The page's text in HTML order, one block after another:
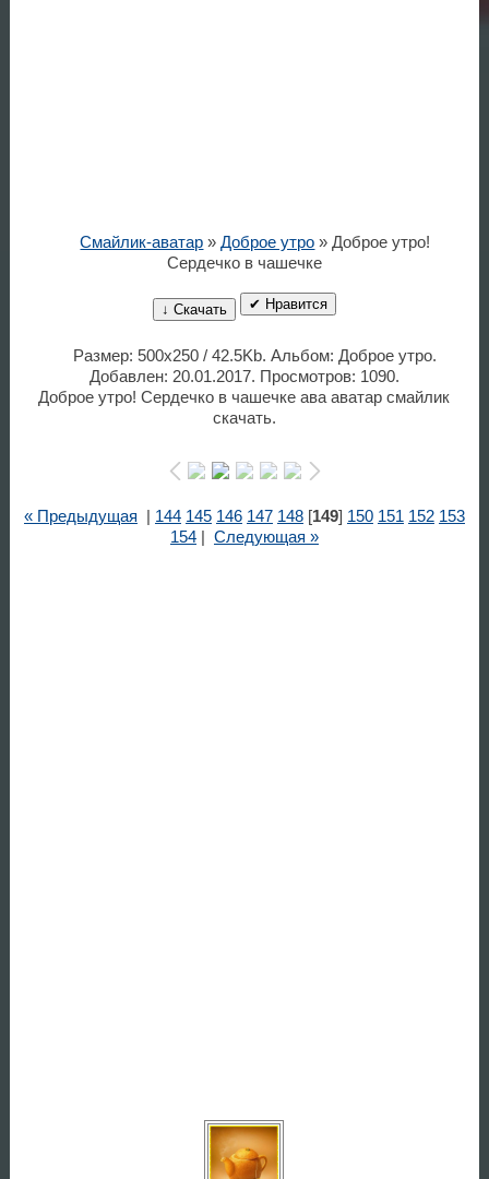
Смайлик-аватар »Доброе утро » Доброе утро!
Сердечко в чашечке
↓ Скачать ✔ Нравится
Размер: 500x250 / 42.5Kb. Альбом: Доброе утро.
Добавлен: 20.01.2017. Просмотров: 1090.
Доброе утро! Сердечко в чашечке ава аватар смайлик
скачать.
« Предыдущая 144 145 146 147 148[149] 150 151 152 153
154| Следующая »